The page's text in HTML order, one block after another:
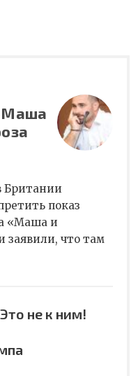
Британии
показ
«Маша и
заявили, что там
не к ним!